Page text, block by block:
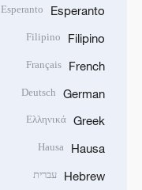
Esperanto
Esperanto
Filipino
Filipino
French
Français
German
Deutsch
Greek
Ελληνικά
Hausa
Hausa
Hebrew עברית